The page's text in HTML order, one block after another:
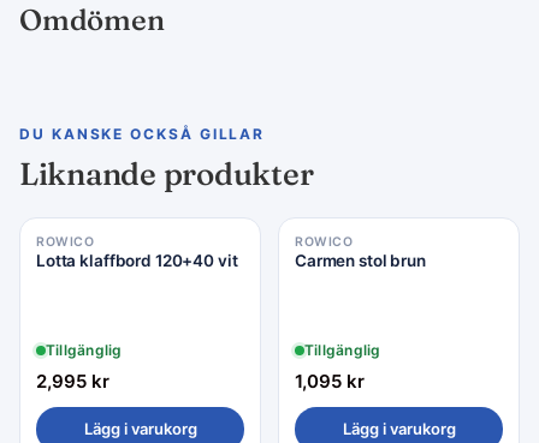
Omdömen
DU KANSKE OCKSÅ GILLAR
Liknande produkter
ROWICO
Lotta klaffbord 120+40 vit
Tillgänglig
2,995 kr
Lägg i varukorg
ROWICO
Carmen stol brun
Tillgänglig
1,095 kr
Lägg i varukorg